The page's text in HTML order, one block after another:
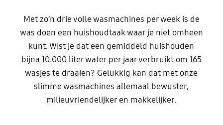
Met zo’n drie volle wasmachines per week is de
was doen een huishoudtaak waar je niet omheen
kunt. Wist je dat een gemiddeld huishouden
bijna 10.000 liter water per jaar verbruikt om 165
wasjes te draaien? Gelukkig kan dat met onze
slimme wasmachines allemaal bewuster,
milieuvriendelijker en makkelijker.